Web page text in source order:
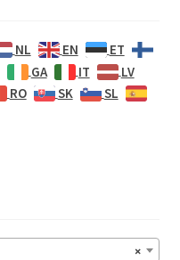
NL EN
ET
GA IT
LV
RO SK
SL
×